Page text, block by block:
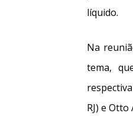
líquido.
Na
tema,
RJ) e Otto